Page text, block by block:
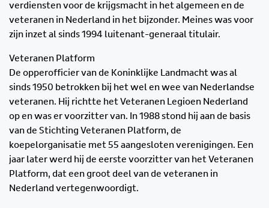
verdiensten voor de krijgsmacht in het algemeen en de
veteranen in Nederland in het bijzonder. Meines was voor
zijn inzet al sinds 1994 luitenant-generaal titulair.
Veteranen Platform
De opperofficier van de Koninklijke Landmacht was al
sinds 1950 betrokken bij het wel en wee van Nederlandse
veteranen. Hij richtte het Veteranen Legioen Nederland
op en was er voorzitter van. In 1988 stond hij aan de basis
van de Stichting Veteranen Platform, de
koepelorganisatie met 55 aangesloten verenigingen. Een
jaar later werd hij de eerste voorzitter van het Veteranen
Platform, dat een groot deel van de veteranen in
Nederland vertegenwoordigt.